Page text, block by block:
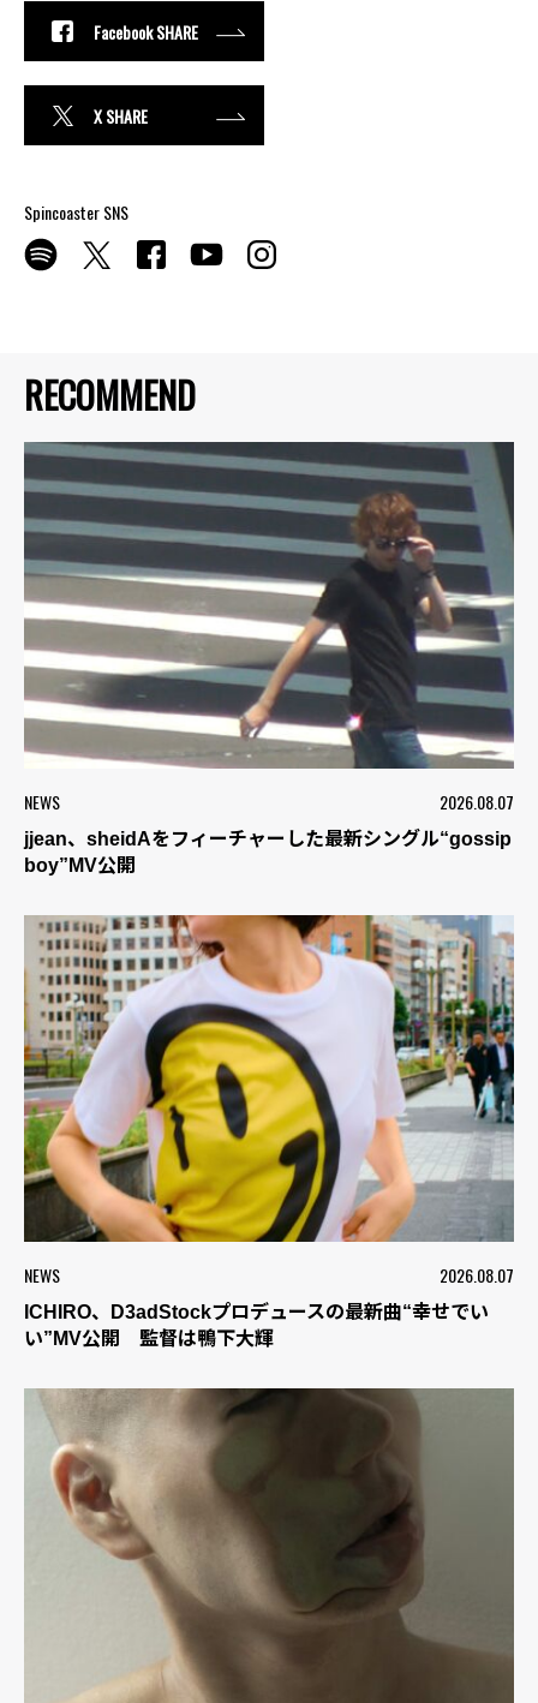
RECOMMEND
NEWS 2026.08.07
jjean、sheidAをフィーチャーした最新シングル“gossip
boy”MV公開
NEWS 2026.08.07
ICHIRO、D3adStockプロデュースの最新曲“幸せでい
い”MV公開 監督は鴨下大輝
Facebook SHARE
X SHARE
Spincoaster SNS